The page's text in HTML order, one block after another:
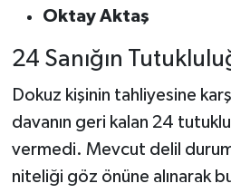
Oktay Aktaş
24 Sanığın
Dokuz kişinin tahliyesine
davanın geri kalan 24 tutuklu
vermedi. Mevcut delil
niteliği göz önüne alınarak